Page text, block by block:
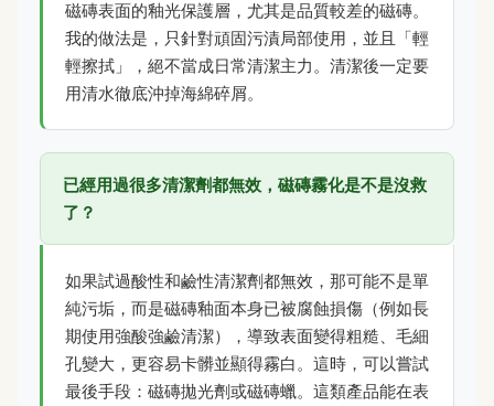
磁磚表面的釉光保護層，尤其是品質較差的磁磚。
我的做法是，只針對頑固污漬局部使用，並且「輕
輕擦拭」，絕不當成日常清潔主力。清潔後一定要
用清水徹底沖掉海綿碎屑。
已經用過很多清潔劑都無效，磁磚霧化是不是沒救
了？
如果試過酸性和鹼性清潔劑都無效，那可能不是單
純污垢，而是磁磚釉面本身已被腐蝕損傷（例如長
期使用強酸強鹼清潔），導致表面變得粗糙、毛細
孔變大，更容易卡髒並顯得霧白。這時，可以嘗試
最後手段：磁磚拋光劑或磁磚蠟。這類產品能在表